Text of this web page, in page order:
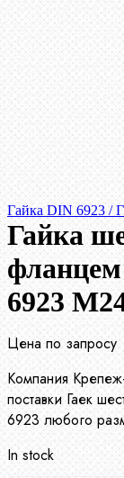
Гайка DIN 6923 /
Гайка
6923
Цена по запросу
Компания
поставки Гаек
6923 любого
In stock